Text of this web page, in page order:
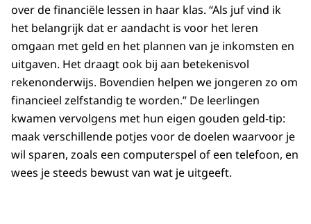
over de financiële lessen in haar klas. “Als juf vind ik
het belangrijk dat er aandacht is voor het leren
omgaan met geld en het plannen van je inkomsten en
uitgaven. Het draagt ook bij aan betekenisvol
rekenonderwijs. Bovendien helpen we jongeren zo om
financieel zelfstandig te worden.” De leerlingen
kwamen vervolgens met hun eigen gouden geld-tip:
maak verschillende potjes voor de doelen waarvoor je
wil sparen, zoals een computerspel of een telefoon, en
wees je steeds bewust van wat je uitgeeft.